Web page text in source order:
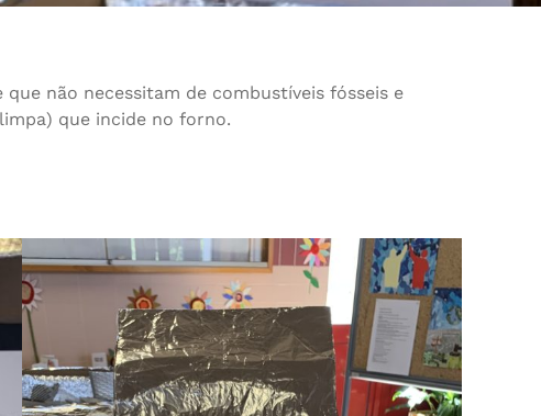
não necessitam de combustíveis fósseis e
que incide no forno.